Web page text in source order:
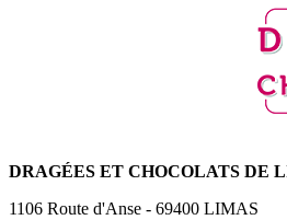
DRAGÉES ET CHOCOLATS DE
1106 Route d'Anse - 69400 LIMAS